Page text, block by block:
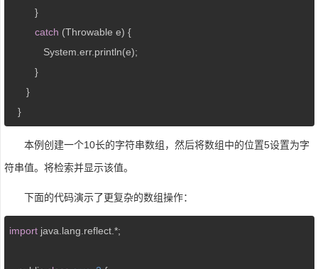
         }
catch (Throwable e) {
            System.err.println(e);
         }
      }
   }
本例创建一个10长的字符串数组，然后将数组中的位置5设置为字
符串值。将检索并显示该值。
下面的代码演示了更复杂的数组操作：
import java.lang.reflect.*;